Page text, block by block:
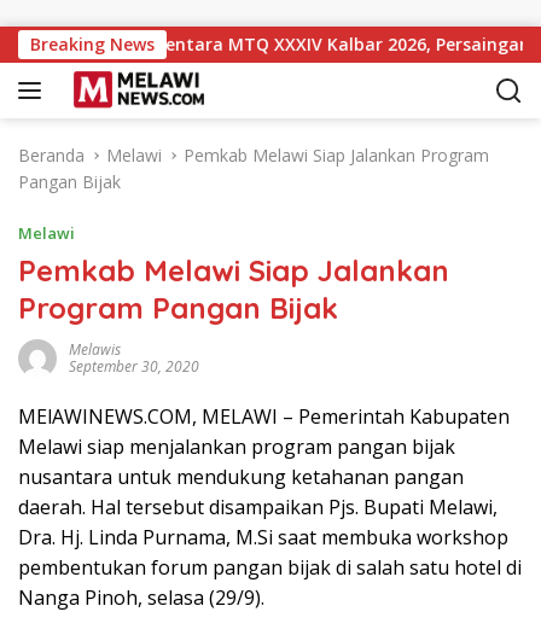
Breaking News
10 Sementara MTQ XXXIV Kalbar 2026, Persaingan Masih
Beranda Melawi
Pemkab Melawi Siap Jalankan Program
Pangan Bijak
Melawi
Pemkab Melawi Siap Jalankan
Program Pangan Bijak
Melawis
September 30, 2020
MElAWINEWS.COM, MELAWI – Pemerintah Kabupaten
Melawi siap menjalankan program pangan bijak
nusantara untuk mendukung ketahanan pangan
daerah. Hal tersebut disampaikan Pjs. Bupati Melawi,
Dra. Hj. Linda Purnama, M.Si saat membuka workshop
pembentukan forum pangan bijak di salah satu hotel di
Nanga Pinoh, selasa (29/9).